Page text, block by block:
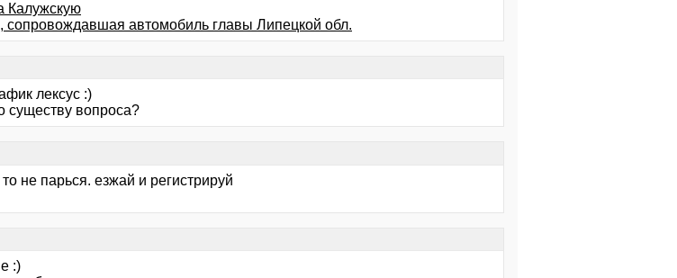
Калужскую
автомобиль главы Липецкой обл.
лексус :)
существу вопроса?
не парься. езжай и регистрируй
:)